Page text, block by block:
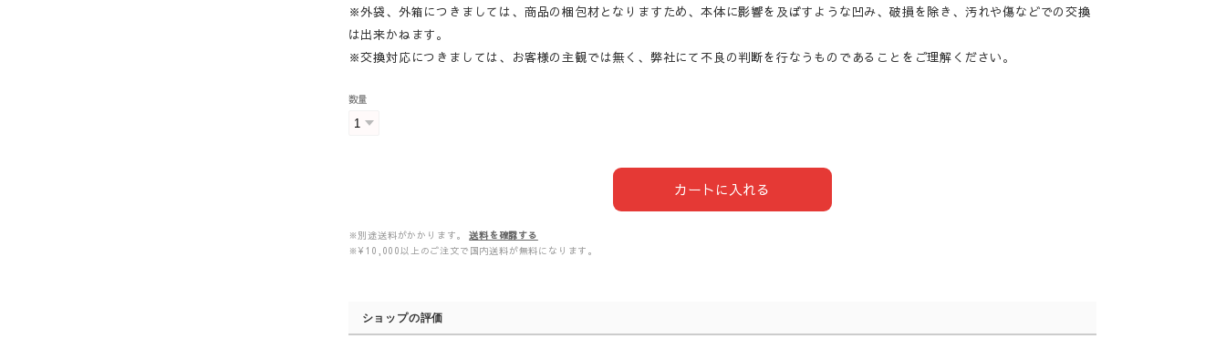
※外袋、外箱につきましては、商品の梱包材となりますため、本体に影響を及ぼすような凹み、破損を除き、汚れや傷などでの交換
は出来かねます。
※交換対応につきましては、お客様の主観では無く、弊社にて不良の判断を行なうものであることをご理解ください。
数量
カートに入れる
※別途送料がかかります。
送料を確認する
※¥10,000以上のご注文で国内送料が無料になります。
ショップの評価